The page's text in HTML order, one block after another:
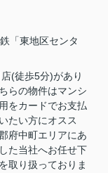
「東地区センタ
(徒歩5分)があり
らの物件はマンシ
をカードでお支払
たい方にオスス
府中町エリアにあ
た当社へお任せ下
取り扱っておりま